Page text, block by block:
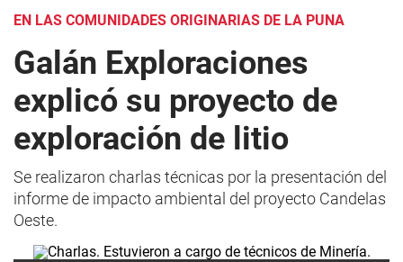
EN LAS COMUNIDADES ORIGINARIAS DE LA PUNA
Galán Exploraciones
explicó su proyecto de
exploración de litio
Se realizaron charlas técnicas por la presentación del
informe de impacto ambiental del proyecto Candelas
Oeste.